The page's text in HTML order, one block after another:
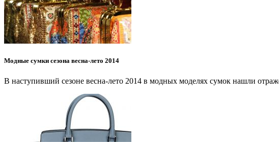
Модные сумки сезона весна-лето 2014
В наступивший сезоне весна-лето 2014 в модных моделях сумок нашли